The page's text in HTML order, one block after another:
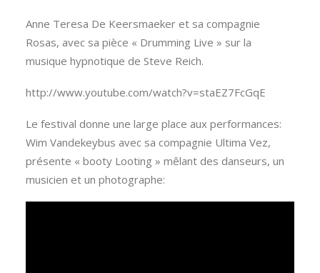
Anne Teresa De Keersmaeker et sa compagnie
Rosas, avec sa pièce « Drumming Live » sur la
musique hypnotique de Steve Reich.
http://www.youtube.com/watch?v=staEZ7FcGqE
Le festival donne une large place aux performances:
Wim Vandekeybus avec sa compagnie Ultima Vez,
présente « booty Looting » mêlant des danseurs, un
musicien et un photographe: